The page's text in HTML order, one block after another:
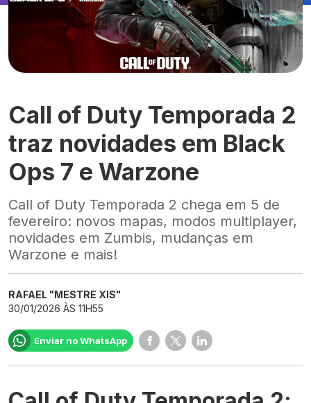
Call of Duty Temporada 2
traz novidades em Black
Ops 7 e Warzone
Call of Duty Temporada 2 chega em 5 de
fevereiro: novos mapas, modos multiplayer,
novidades em Zumbis, mudanças em
Warzone e mais!
RAFAEL "MESTRE XIS"
30/01/2026 ÀS 11H55
Enviar no WhatsApp